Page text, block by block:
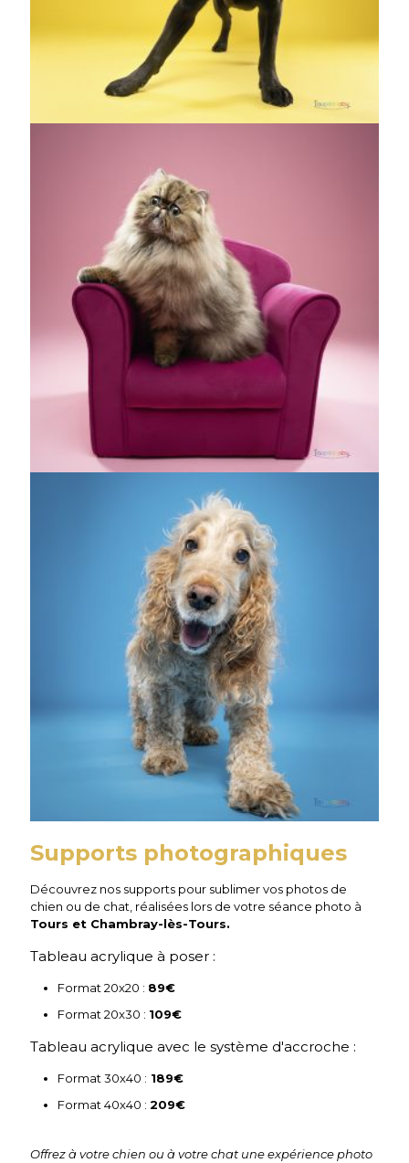
Supports photographiques
Découvrez nos supports pour sublimer vos photos de
chien ou de chat, réalisées lors de votre séance photo à
Tours et Chambray-lès-Tours.
Tableau acrylique à poser :
Format 20x20 : 89€
Format 20x30 : 109€
Tableau acrylique avec le système d'accroche :
Format 30x40 : 189€
Format 40x40 : 209€
Offrez à votre chien ou à votre chat une expérience photo